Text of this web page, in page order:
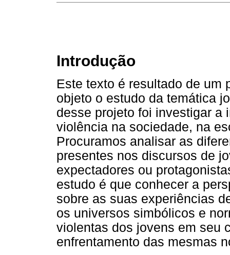
Introdução
Este texto é resultado de um
objeto o estudo da temática
desse projeto foi investigar a
violência na sociedade, na
Procuramos analisar as
presentes nos discursos de
expectadores ou
estudo é que conhecer a
sobre as suas experiências
os universos simbólicos e
violentas dos jovens em seu
enfrentamento das mesmas